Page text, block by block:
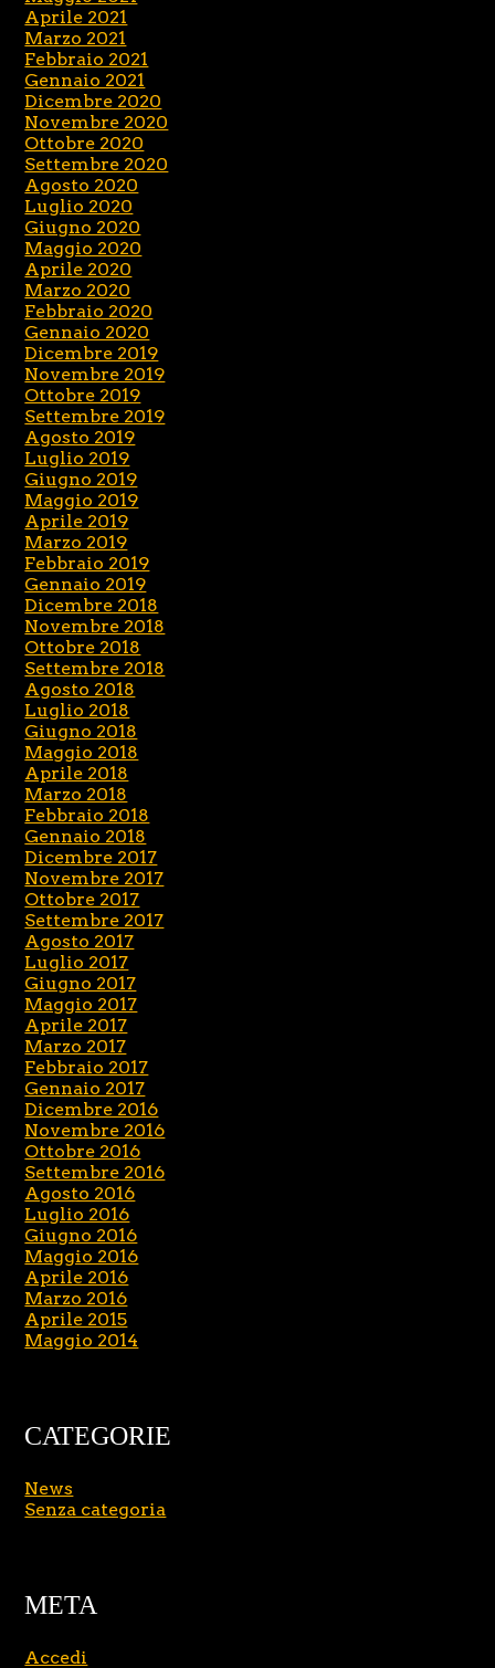
Aprile 2021
Marzo 2021
Febbraio 2021
Gennaio 2021
Dicembre 2020
Novembre 2020
Ottobre 2020
Settembre 2020
Agosto 2020
Luglio 2020
Giugno 2020
Maggio 2020
Aprile 2020
Marzo 2020
Febbraio 2020
Gennaio 2020
Dicembre 2019
Novembre 2019
Ottobre 2019
Settembre 2019
Agosto 2019
Luglio 2019
Giugno 2019
Maggio 2019
Aprile 2019
Marzo 2019
Febbraio 2019
Gennaio 2019
Dicembre 2018
Novembre 2018
Ottobre 2018
Settembre 2018
Agosto 2018
Luglio 2018
Giugno 2018
Maggio 2018
Aprile 2018
Marzo 2018
Febbraio 2018
Gennaio 2018
Dicembre 2017
Novembre 2017
Ottobre 2017
Settembre 2017
Agosto 2017
Luglio 2017
Giugno 2017
Maggio 2017
Aprile 2017
Marzo 2017
Febbraio 2017
Gennaio 2017
Dicembre 2016
Novembre 2016
Ottobre 2016
Settembre 2016
Agosto 2016
Luglio 2016
Giugno 2016
Maggio 2016
Aprile 2016
Marzo 2016
Aprile 2015
Maggio 2014
CATEGORIE
News
Senza categoria
META
Accedi